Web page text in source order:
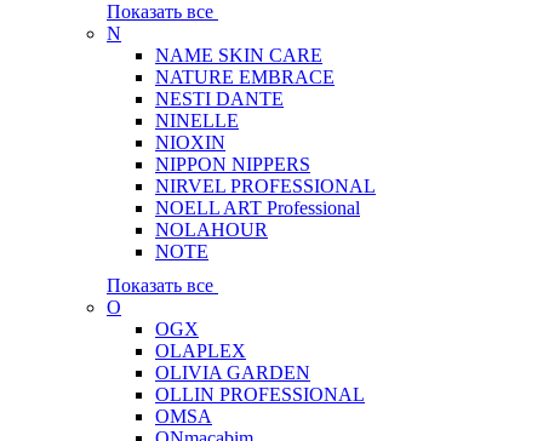
Показать все
N
NAME SKIN CARE
NATURE EMBRACE
NESTI DANTE
NINELLE
NIOXIN
NIPPON NIPPERS
NIRVEL PROFESSIONAL
NOELL ART Professional
NOLAHOUR
NOTE
Показать все
O
OGX
OLAPLEX
OLIVIA GARDEN
OLLIN PROFESSIONAL
OMSA